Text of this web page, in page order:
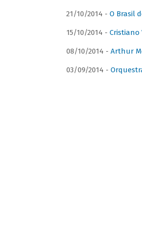
21/10/2014 - O Brasil
15/10/2014 - Cristiano
08/10/2014 - Arthur
03/09/2014 -